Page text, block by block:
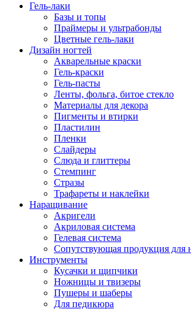
Гель-лаки
Базы и топы
Праймеры и ультрабонды
Цветные гель-лаки
Дизайн ногтей
Акварельные краски
Гель-краски
Гель-пасты
Ленты, фольга, битое стекло
Материалы для декора
Пигменты и втирки
Пластилин
Пленки
Слайдеры
Слюда и глиттеры
Стемпинг
Стразы
Трафареты и наклейки
Наращивание
Акригели
Акриловая система
Гелевая система
Сопутствующая продукция для
Инструменты
Кусачки и щипчики
Ножницы и твизеры
Пушеры и шаберы
Для педикюра